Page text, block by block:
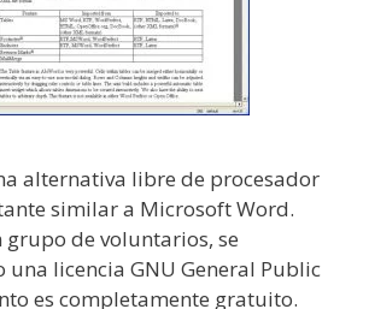
alternativa libre de procesador
similar a Microsoft Word.
grupo de voluntarios, se
licencia GNU General Public
es completamente gratuito.